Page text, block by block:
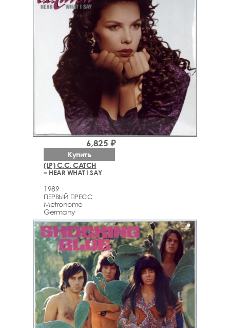
(LP) C.C. CATCH
– HEAR WHAT I SAY
1989
ПЕРВЫЙ ПРЕСС
Metronome
Germany
6,825 ₽
Купить